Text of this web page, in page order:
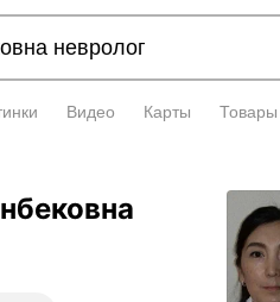
Видео Карты Товары